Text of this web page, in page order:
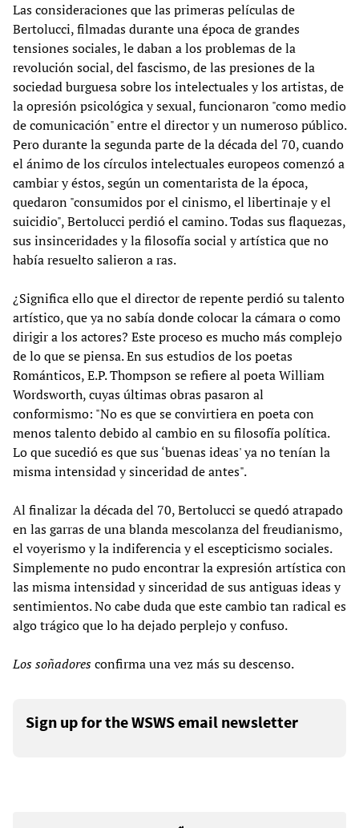
Las consideraciones que las primeras películas de
Bertolucci, filmadas durante una época de grandes
tensiones sociales, le daban a los problemas de la
revolución social, del fascismo, de las presiones de la
sociedad burguesa sobre los intelectuales y los artistas, de
la opresión psicológica y sexual, funcionaron "como medio
de comunicación" entre el director y un numeroso público.
Pero durante la segunda parte de la década del 70, cuando
el ánimo de los círculos intelectuales europeos comenzó a
cambiar y éstos, según un comentarista de la época,
quedaron "consumidos por el cinismo, el libertinaje y el
suicidio", Bertolucci perdió el camino. Todas sus flaquezas,
sus insinceridades y la filosofía social y artística que no
había resuelto salieron a ras.
¿Significa ello que el director de repente perdió su talento
artístico, que ya no sabía donde colocar la cámara o como
dirigir a los actores? Este proceso es mucho más complejo
de lo que se piensa. En sus estudios de los poetas
Románticos, E.P. Thompson se refiere al poeta William
Wordsworth, cuyas últimas obras pasaron al
conformismo: "No es que se convirtiera en poeta con
menos talento debido al cambio en su filosofía política.
Lo que sucedió es que sus ‘buenas ideas' ya no tenían la
misma intensidad y sinceridad de antes".
Al finalizar la década del 70, Bertolucci se quedó atrapado
en las garras de una blanda mescolanza del freudianismo,
el voyerismo y la indiferencia y el escepticismo sociales.
Simplemente no pudo encontrar la expresión artística con
las misma intensidad y sinceridad de sus antiguas ideas y
sentimientos. No cabe duda que este cambio tan radical es
algo trágico que lo ha dejado perplejo y confuso.
Los soñadoresconfirma una vez más su descenso.
Sign up for the WSWS email newsletter